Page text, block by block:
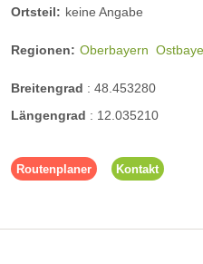
Ortsteil: keine Angabe
Regionen: Oberbayern
Breitengrad : 48.453280
Längengrad : 12.035210
Routenplaner Kontakt